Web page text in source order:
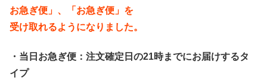
お急ぎ便」、「お急ぎ便」を
受け取れるようになりました。
・当日お急ぎ便：注文確定日の21時までにお届けするタ
イプ